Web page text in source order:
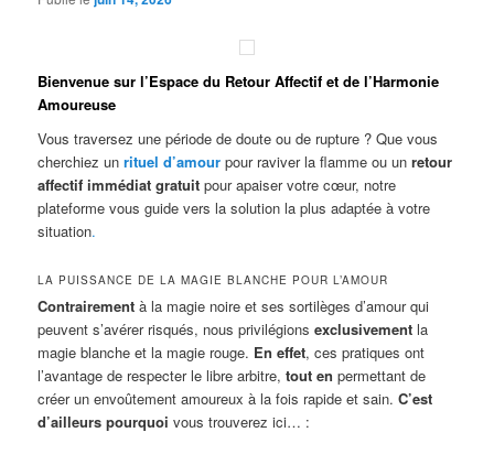
Bienvenue sur l’Espace du Retour Affectif et de l’Harmonie
Amoureuse
Vous traversez une période de doute ou de rupture ? Que vous
cherchiez unrituel d’amour pour raviver la flamme ou unretour
affectif immédiat gratuit pour apaiser votre cœur, notre
plateforme vous guide vers la solution la plus adaptée à votre
situation.
LA PUISSANCE DE LA MAGIE BLANCHE POUR L’AMOUR
Contrairement à la magie noire et ses sortilèges d’amour qui
peuvent s’avérer risqués, nous privilégionsexclusivement la
magie blanche et la magie rouge. En effet, ces pratiques ont
l’avantage de respecter le libre arbitre,tout en permettant de
créer un envoûtement amoureux à la fois rapide et sain.C’est
d’ailleurs pourquoi vous trouverez ici… :